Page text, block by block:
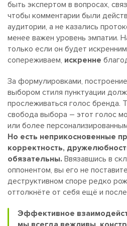
быть экспертом в вопросах,
чтобы комментарии были
аудитории, а не казались
менее важен уровень эмпатии.
только если он будет
сопереживаем, искренне
За формулировками,
выбором стиля пунктуации
прослеживаться голос бренда.
свобода выбора – этот голос
или более
Но есть неприкосновенные
корректность,
обязательны. Ввязавшись в
оппонентом, вы его не
деструктивном споре редко
оттолкнёте от себя ещё и
Эффективное